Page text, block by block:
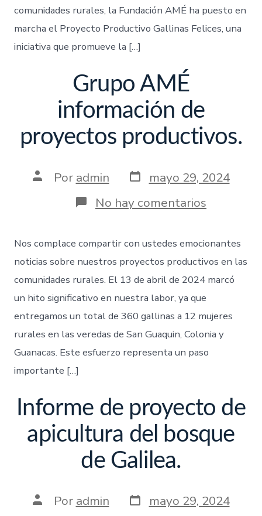
comunidades rurales, la Fundación AMÉ ha puesto en
marcha el Proyecto Productivo Gallinas Felices, una
iniciativa que promueve la […]
Grupo AMÉ
información de
proyectos productivos.
Por admin
mayo 29, 2024
No hay comentarios
Nos complace compartir con ustedes emocionantes
noticias sobre nuestros proyectos productivos en las
comunidades rurales. El 13 de abril de 2024 marcó
un hito significativo en nuestra labor, ya que
entregamos un total de 360 gallinas a 12 mujeres
rurales en las veredas de San Guaquin, Colonia y
Guanacas. Este esfuerzo representa un paso
importante […]
Informe de proyecto de
apicultura del bosque
de Galilea.
Por admin
mayo 29, 2024